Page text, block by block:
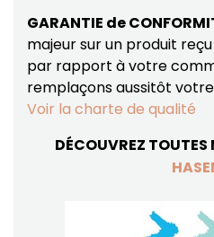
GARANTIE de
majeur sur un produit
par rapport à votre
remplaçons aussitôt
Voir la charte de qualité
DÉCOUVREZ TOUTES